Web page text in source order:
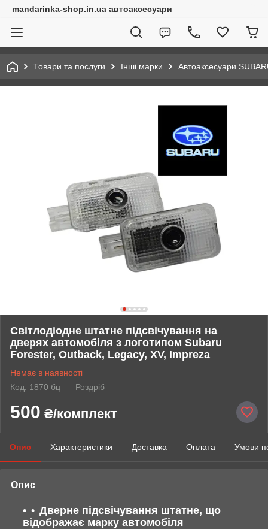
mandarinka-shop.in.ua автоаксесуари
Товари та послуги Інші марки Автоаксесуари
Світлодіодне штатне підсвічування на
дверях автомобіля з логотипом Subaru
Forester, Outback, Legacy, XV, Impreza
Немає в наявності
Код: 1870 бц
Роздріб
500 ₴/комплект
Опис Характеристики Доставка Оплата Умови
Опис
Дверне підсвічування штатне, що
відображає марку автомобіля